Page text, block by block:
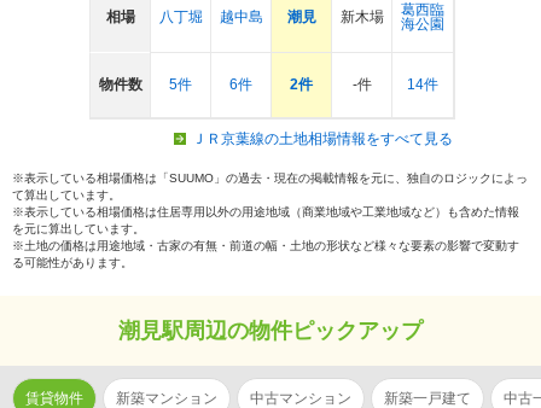
相場
物件数
八丁堀
5件
越中島
6件
潮見
2件
新木場
-件
葛西臨
海公園
14件
ＪＲ京葉線の土地相場情報をすべて見る
※表示している相場価格は「SUUMO」の過去・現在の掲載情報を元に、独自のロジックによっ
て算出しています。
※表示している相場価格は住居専用以外の用途地域（商業地域や工業地域など）も含めた情報
を元に算出しています。
※土地の価格は用途地域・古家の有無・前道の幅・土地の形状など様々な要素の影響で変動す
る可能性があります。
潮見駅周辺の物件ピックアップ
賃貸物件 新築マンション 中古マンション 新築一戸建て 中古